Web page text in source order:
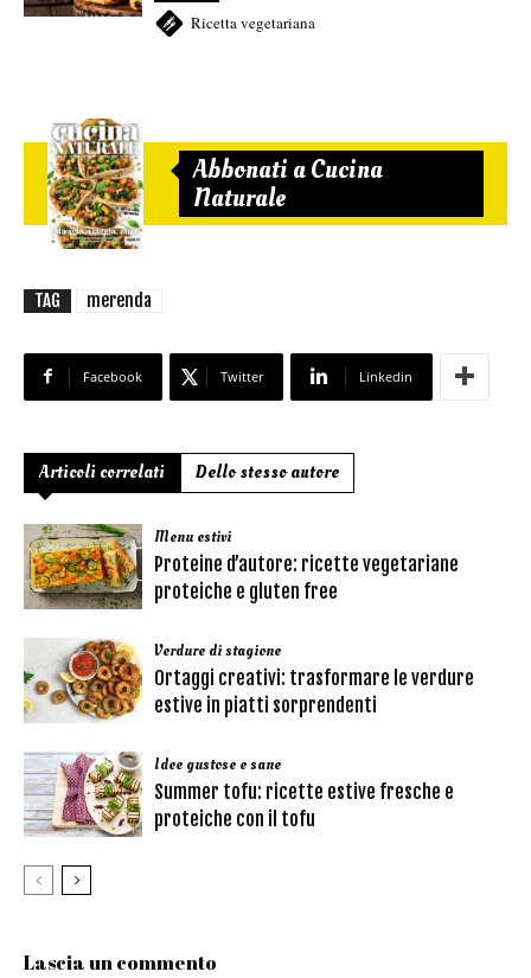
Ricetta vegetariana
Abbonati a Cucina
Naturale
TAG merenda
Facebook Twitter Linkedin
Articoli correlati Dello stesso autore
Menu estivi
Proteine d’autore: ricette vegetariane
proteiche e gluten free
Verdure di stagione
Ortaggi creativi: trasformare le verdure
estive in piatti sorprendenti
Idee gustose e sane
Summer tofu: ricette estive fresche e
proteiche con il tofu
Lascia un commento